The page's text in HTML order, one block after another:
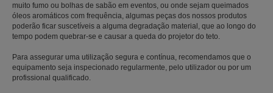
muito fumo ou bolhas de sabão em eventos, ou onde sejam queimados
óleos aromáticos com frequência, algumas peças dos nossos produtos
poderão ficar suscetíveis a alguma degradação material, que ao longo do
tempo podem quebrar-se e causar a queda do projetor do teto.
Para assegurar uma utilização segura e contínua, recomendamos que o
equipamento seja inspecionado regularmente, pelo utilizador ou por um
profissional qualificado.